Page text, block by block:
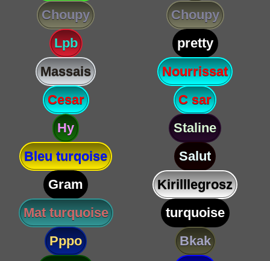
Choupy
Choupy
Lpb
pretty
Massais
Nourrissat
Cesar
C sar
Hy
Staline
Bleu turqoise
Salut
Gram
Kirilllegrosz
Mat turquoise
turquoise
Pppo
Bkak